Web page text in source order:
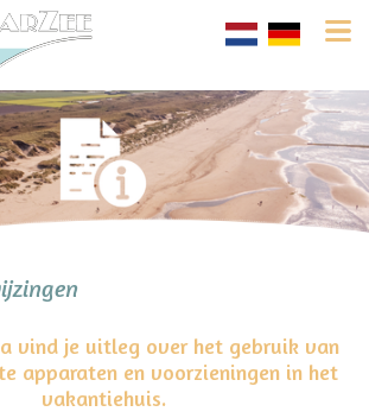
vind je uitleg over het gebruik van
apparaten en voorzieningen in het
vakantiehuis.